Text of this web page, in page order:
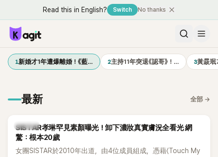
Read this in English? Switch No thanks
1新婚才1年遭爆離婚！《藍… 2主持11年突退《認哥》！… 3黃晸
最新 全部 →
K-POP
SISTAR孝琳罕見素顏曝光！卸下濃妝真實膚況全看光 網
驚：根本20歲
女團SISTAR於2010年出道，由4位成員組成，憑藉〈Touch My